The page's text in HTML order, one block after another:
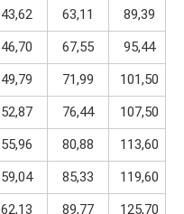
43,62 63,11 89,39
46,70 67,55 95,44
49,79 71,99 101,50
52,87 76,44 107,50
55,96 80,88 113,60
59,04 85,33 119,60
62,13 89,77 125,70